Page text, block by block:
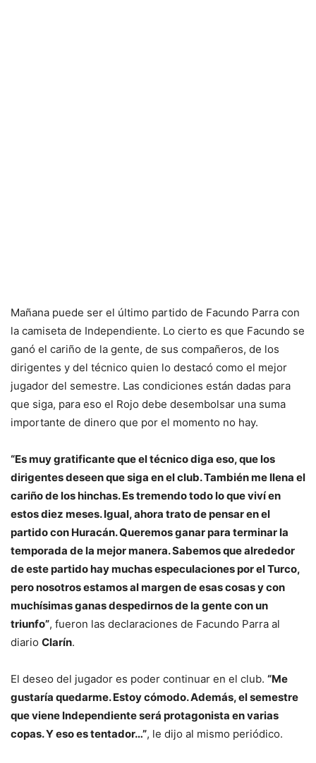
Mañana puede ser el último partido de Facundo Parra con
la camiseta de Independiente. Lo cierto es que Facundo se
ganó el cariño de la gente, de sus compañeros, de los
dirigentes y del técnico quien lo destacó como el mejor
jugador del semestre. Las condiciones están dadas para
que siga, para eso el Rojo debe desembolsar una suma
importante de dinero que por el momento no hay.
“Es muy gratificante que el técnico diga eso, que los
dirigentes deseen que siga en el club. También me llena el
cariño de los hinchas. Es tremendo todo lo que viví en
estos diez meses. Igual, ahora trato de pensar en el
partido con Huracán. Queremos ganar para terminar la
temporada de la mejor manera. Sabemos que alrededor
de este partido hay muchas especulaciones por el Turco,
pero nosotros estamos al margen de esas cosas y con
muchísimas ganas despedirnos de la gente con un
triunfo”, fueron las declaraciones de Facundo Parra al
diario Clarín.
El deseo del jugador es poder continuar en el club. “Me
gustaría quedarme. Estoy cómodo. Además, el semestre
que viene Independiente será protagonista en varias
copas. Y eso es tentador…”, le dijo al mismo periódico.